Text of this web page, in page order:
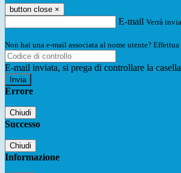
button close ×
E-mail Verrà
Non hai una e-mail associata al nome utente?
E-mail inviata, si prega di controllare la
Errore
Chiudi
Successo
Chiudi
Informazione